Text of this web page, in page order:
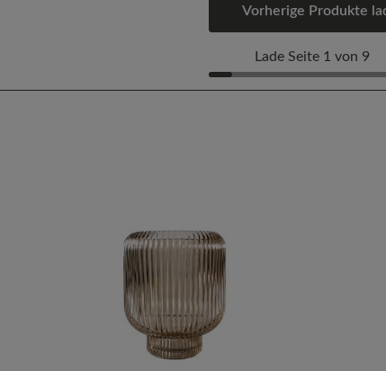
Vorherige Produkte
Lade Seite 1 von 9